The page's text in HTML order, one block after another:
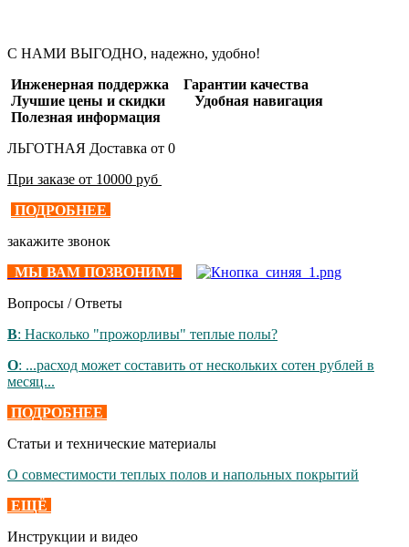
С НАМИ ВЫГОДНО, надежно, удобно!
Инженерная поддержка Гарантии качества
Лучшие цены и скидки Удобная навигация
Полезная информация
ЛЬГОТНАЯ Доставка от 0
При заказе от 10000 руб
ПОДРОБНЕЕ
закажите звонок
МЫ ВАМ ПОЗВОНИМ!
Вопросы / Ответы
В: Насколько "прожорливы" теплые полы?
О: ...расход может составить от нескольких сотен рублей в
месяц...
ПОДРОБНЕЕ
Статьи и технические материалы
О совместимости теплых полов и напольных покрытий
ЕЩЁ
Инструкции и видео